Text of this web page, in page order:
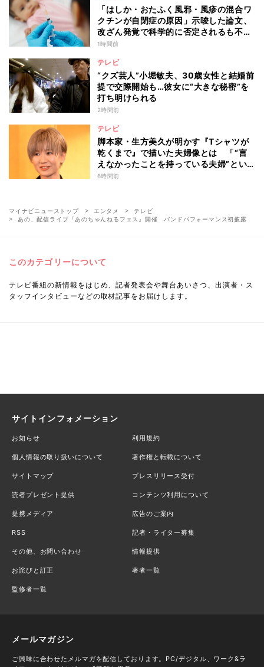
「はしか・おたふく風邪・風疹の混合ワ
クチンが自閉症の原因」示唆した論文、
改ざん発覚で科学的に否定されるも不安
消えず…科学者たちの反証はなぜ届かな
1時間前
テレビ
“クズ芸人”小堀敏夫、30歳女性と結婚前
提で交際開始も…彼女に“大きな秘密”を
打ち明けられる
2時間前
テレビ
脚本家・生方美久が明かす『Tシャツが
乾くまで』で描いた夫婦像とは 「“言
えなかったことを持っている夫婦”とい
うのは面白いかも」
6時間前
マイナビニューストップ エンタメ
テレビ
あの、配信ライブ『あのちゃんねるフェス』開催 バンドパフォーマンス初披露
このカテゴリーについて
テレビ番組の新情報をはじめ、記者発表会や舞台あいさつ、出演者・ス
タッフインタビューなどの取材記事をお届けします。
サイトインフォメーション
お知らせ 利用規約
個人情報の取り扱いについて 著作権と転載について
サイトマップ プレスリリース受付
読者プレゼント提供 コンテンツ利用について
提携メディア 広告のご案内
RSS 記者・ライター募集
その他、お問い合わせ 情報提供
お詫びと訂正 著者一覧
監修者一覧
メールマガジン
ご興味に合わせたメルマガを配信しております。PC/デジタル、ワーク&ラ